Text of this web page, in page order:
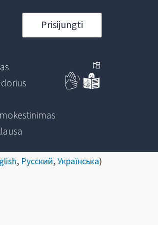
Prisijungti
, Русский,Українська)